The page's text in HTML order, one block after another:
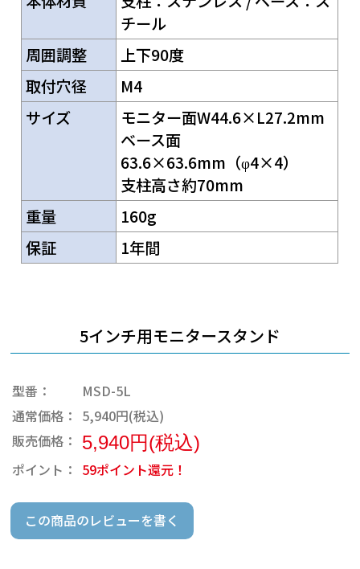
チール
周囲調整
上下90度
取付穴径
M4
サイズ
モニター面W44.6×L27.2mm
ベース面
63.6×63.6mm（φ4×4）
支柱高さ約70mm
重量
160g
保証
1年間
5インチ用モニタースタンド
型番：
MSD-5L
通常価格： 5,940円(税込)
販売価格： 5,940円(税込)
ポイント： 59ポイント還元！
この商品のレビューを書く